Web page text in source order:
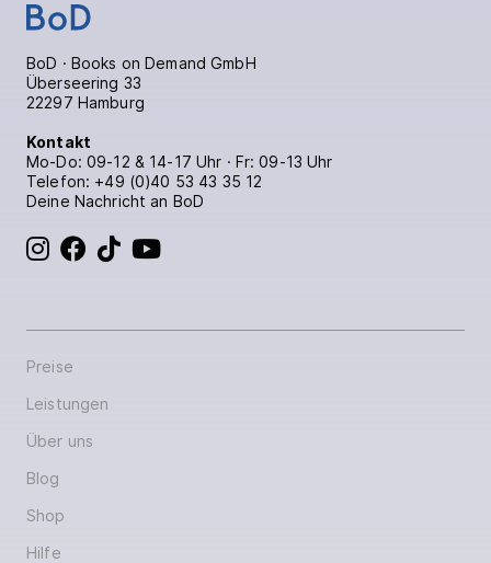
BoD · Books on Demand GmbH
Überseering 33
22297 Hamburg
Kontakt
Mo-Do: 09-12 & 14-17 Uhr · Fr: 09-13 Uhr
Telefon: +49 (0)40 53 43 35 12
Deine Nachricht an BoD
BoD bei Instagram
BoD bei Facebook
BoD bei TikTok
Preise
Leistungen
Über uns
Blog
Shop
Hilfe